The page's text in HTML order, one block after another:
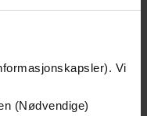
Vi
(Nødvendige)